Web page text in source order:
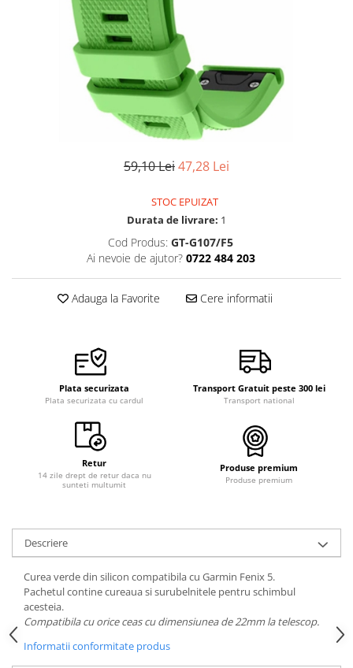
Ceasuri Daniel Klein
Ceasuri Lorus
Ceasuri Q&Q
Ceasuri Reflex
Scule de Mana
Turnare, Lipire, Finisare
Scule Speciale
Suporti de Lucru
Surubelnite fine
Truse / Kituri Ceasornicar
59,10 Lei47,28 Lei
STOC EPUIZAT
Durata de livrare: 1
Cod Produs: GT-G107/F5
Ai nevoie de ajutor? 0722 484 203
Adauga la Favorite Cere informatii
Plata securizata
Plata securizata cu cardul
Transport Gratuit peste 300 lei
Transport national
Retur
14 zile drept de retur daca nu
sunteti multumit
Produse premium
Produse premium
Descriere
Curea verde din silicon compatibila cu Garmin Fenix 5.
Pachetul contine cureaua si surubelnitele pentru schimbul
acesteia.
Compatibila cu orice ceas cu dimensiunea de 22mm la telescop.
Informatii conformitate produs